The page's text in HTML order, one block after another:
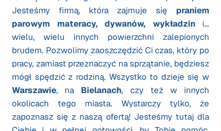
Jesteśmy firmą, która zajmuje się praniem
parowym materacy, dywanów, wykładzini…
wielu, wielu innych powierzchni zalepionych
brudem. Pozwolimy zaoszczędzić Ci czas, który po
pracy, zamiast przeznaczyć na sprzątanie, będziesz
mógł spędzić z rodziną. Wszystko to dzieje się w
Warszawie, na Bielanach, czy też w innych
okolicach tego miasta. Wystarczy tylko, że
zapoznasz się z naszą ofertą! Jesteśmy tutaj dla